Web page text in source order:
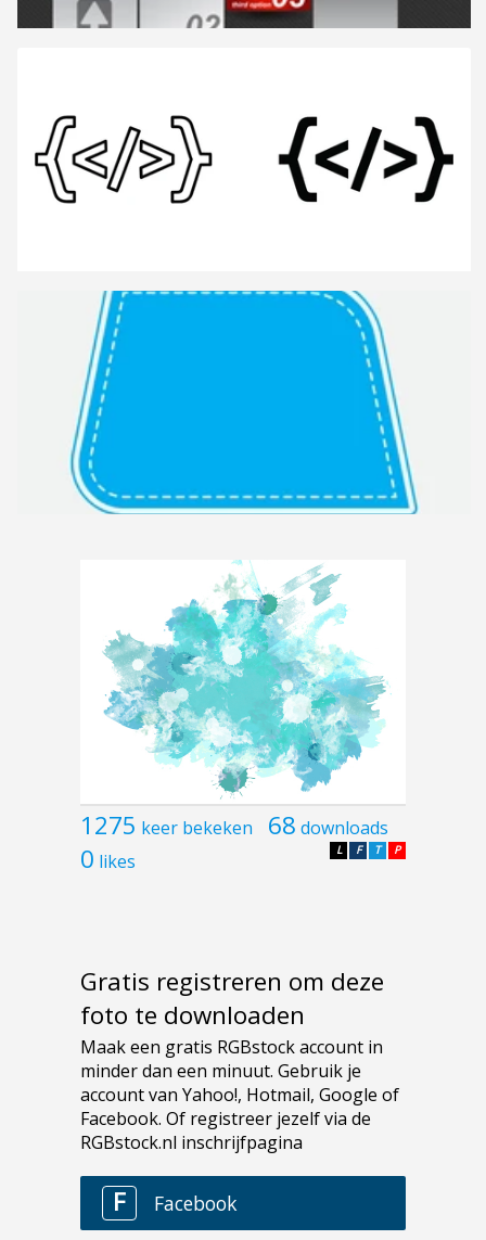
1275 keer bekeken 68 downloads
0 likes P
T
F
L
Gratis registreren om deze
foto te downloaden